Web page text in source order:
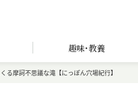
趣味･教養
る摩訶不思議な滝【にっぽん穴場紀行】